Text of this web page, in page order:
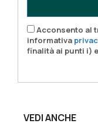
Acconsento al
informativa
finalità ai punti i)
VEDI ANCHE